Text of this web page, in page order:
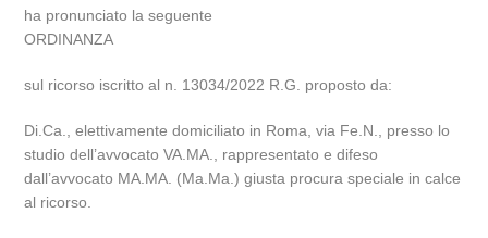
ha pronunciato la seguente
ORDINANZA
sul ricorso iscritto al n. 13034/2022 R.G. proposto da:
Di.Ca., elettivamente domiciliato in Roma, via Fe.N., presso lo
studio dell’avvocato VA.MA., rappresentato e difeso
dall’avvocato MA.MA. (Ma.Ma.) giusta procura speciale in calce
al ricorso.